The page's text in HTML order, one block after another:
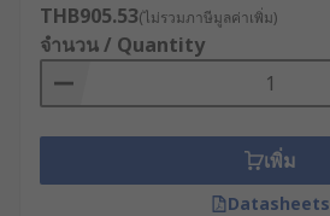
THB905.53(ไม่รวมภาษีมูลค่าเพิ่ม)
จำนวน / Quantity
เพิ่ม
Datasheets